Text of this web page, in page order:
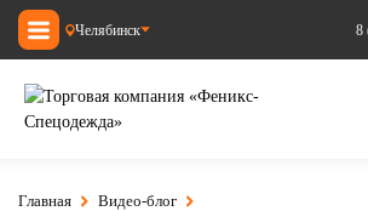
Челябинск 8
Главная
Видео-блог